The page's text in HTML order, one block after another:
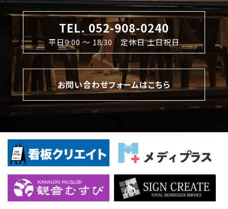
TEL. 052-908-0240
平日9:00 〜 18:30 定休日 土日祝日
お問い合わせフォームはこちら